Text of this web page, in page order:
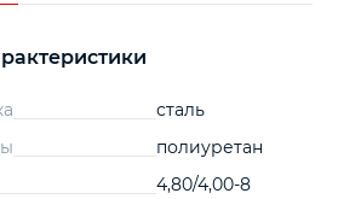
сталь
полиуретан
4,80/4,00-8